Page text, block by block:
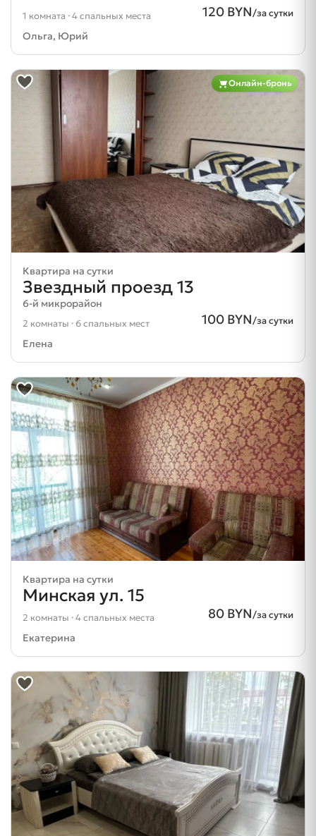
120 BYN/за сутки
1 комната · 4 спальных места
Ольга, Юрий
Онлайн-бронь
Квартира на сутки
Звездный проезд 13
6-й микрорайон
100 BYN/за сутки
2 комнаты · 6 спальных мест
Елена
Квартира на сутки
Минская ул. 15
80 BYN/за сутки
2 комнаты · 4 спальных места
Екатерина